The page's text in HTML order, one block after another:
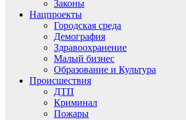
Законы
Нацпроекты
Городская среда
Демография
Здравоохранение
Малый бизнес
Образование и Культура
Происшествия
ДТП
Криминал
Пожары